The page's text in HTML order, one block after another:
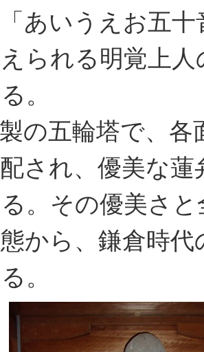
あいうえお五
られる明覚上
。
の五輪塔で、各
され、優美な蓮
。その優美さ
から、鎌倉時
。